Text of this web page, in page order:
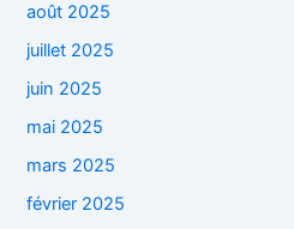
août 2025
juillet 2025
juin 2025
mai 2025
mars 2025
février 2025